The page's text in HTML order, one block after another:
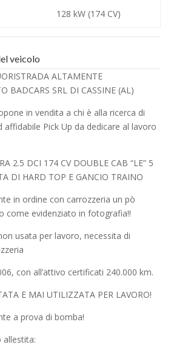
128 kW (174 CV)
veicolo
ALTAMENTE
BADCARS SRL DI CASSINE (AL)
in vendita a chi è alla ricerca di
affidabile Pick Up da dedicare al lavoro
2.5 DCI 174 CV DOUBLE CAB “LE” 5
DI HARD TOP E GANCIO TRAINO
in ordine con carrozzeria un pò
come evidenziato in fotografia!!
usata per lavoro, necessita di
con all’attivo certificati 240.000 km.
E MAI UTILIZZATA PER LAVORO!
a prova di bomba!
allestita: